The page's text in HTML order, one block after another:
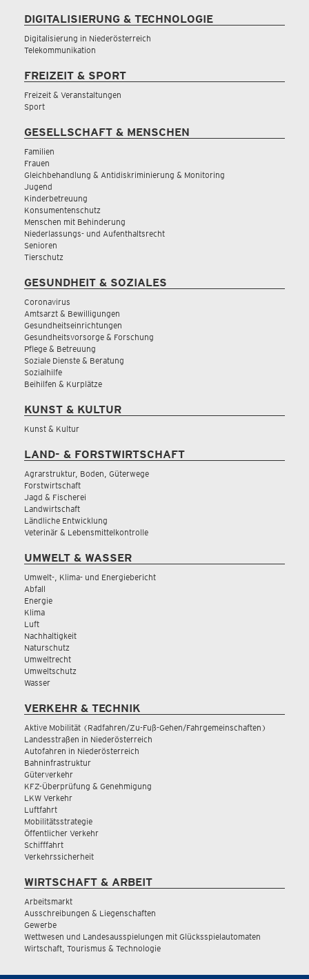
DIGITALISIERUNG & TECHNOLOGIE
Digitalisierung in Niederösterreich
Telekommunikation
FREIZEIT & SPORT
Freizeit & Veranstaltungen
Sport
GESELLSCHAFT & MENSCHEN
Familien
Frauen
Gleichbehandlung & Antidiskriminierung & Monitoring
Jugend
Kinderbetreuung
Konsumentenschutz
Menschen mit Behinderung
Niederlassungs- und Aufenthaltsrecht
Senioren
Tierschutz
GESUNDHEIT & SOZIALES
Coronavirus
Amtsarzt & Bewilligungen
Gesundheitseinrichtungen
Gesundheitsvorsorge & Forschung
Pflege & Betreuung
Soziale Dienste & Beratung
Sozialhilfe
Beihilfen & Kurplätze
KUNST & KULTUR
Kunst & Kultur
LAND- & FORSTWIRTSCHAFT
Agrarstruktur, Boden, Güterwege
Forstwirtschaft
Jagd & Fischerei
Landwirtschaft
Ländliche Entwicklung
Veterinär & Lebensmittelkontrolle
UMWELT & WASSER
Umwelt-, Klima- und Energiebericht
Abfall
Energie
Klima
Luft
Nachhaltigkeit
Naturschutz
Umweltrecht
Umweltschutz
Wasser
VERKEHR & TECHNIK
Aktive Mobilität (Radfahren/Zu-Fuß-Gehen/Fahrgemeinschaften)
Landesstraßen in Niederösterreich
Autofahren in Niederösterreich
Bahninfrastruktur
Güterverkehr
KFZ-Überprüfung & Genehmigung
LKW Verkehr
Luftfahrt
Mobilitätsstrategie
Öffentlicher Verkehr
Schifffahrt
Verkehrssicherheit
WIRTSCHAFT & ARBEIT
Arbeitsmarkt
Ausschreibungen & Liegenschaften
Gewerbe
Wettwesen und Landesausspielungen mit Glücksspielautomaten
Wirtschaft, Tourismus & Technologie